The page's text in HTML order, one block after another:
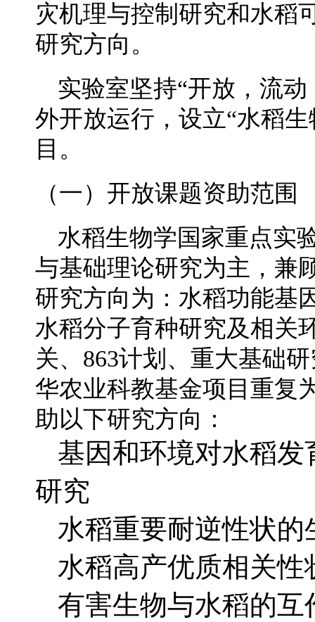
灾机理与控制研究和水稻
研究方向。
实验室坚持“开放，流
外开放运行，设立“水稻
目。
（一）开放课题资助范围
水稻生物学国家重点实
与基础理论研究为主，兼
研究方向为：水稻功能基
水稻分子育种研究及相关
关、863计划、重大基础
华农业科教基金项目重复
助以下研究方向：
基因和环境对水稻
研究
水稻重要耐逆性状
水稻高产优质相关
有害生物与水稻的